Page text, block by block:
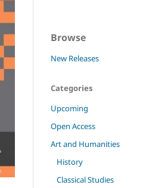
Browse
New Releases
Categories
Upcoming
Open Access
Art and Humanities
History
Classical Studies